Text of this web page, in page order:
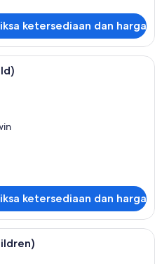
ketersediaan dan harga
ketersediaan dan harga